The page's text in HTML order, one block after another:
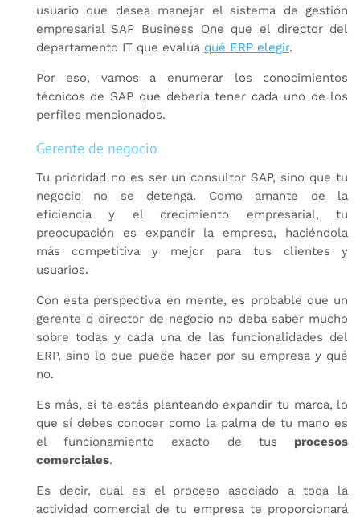
usuario que desea manejar el sistema de gestión
empresarial SAP Business One que el director del
departamento IT que evalúa qué ERP elegir.
Por eso, vamos a enumerar los conocimientos
técnicos de SAP que debería tener cada uno de los
perfiles mencionados.
Gerente de negocio
Tu prioridad no es ser un consultor SAP, sino que tu
negocio no se detenga. Como amante de la
eficiencia y el crecimiento empresarial, tu
preocupación es expandir la empresa, haciéndola
más competitiva y mejor para tus clientes y
usuarios.
Con esta perspectiva en mente, es probable que un
gerente o director de negocio no deba saber mucho
sobre todas y cada una de las funcionalidades del
ERP, sino lo que puede hacer por su empresa y qué
no.
Es más, si te estás planteando expandir tu marca, lo
que sí debes conocer como la palma de tu mano es
el funcionamiento exacto de tus procesos
comerciales.
Es decir, cuál es el proceso asociado a toda la
actividad comercial de tu empresa te proporcionará